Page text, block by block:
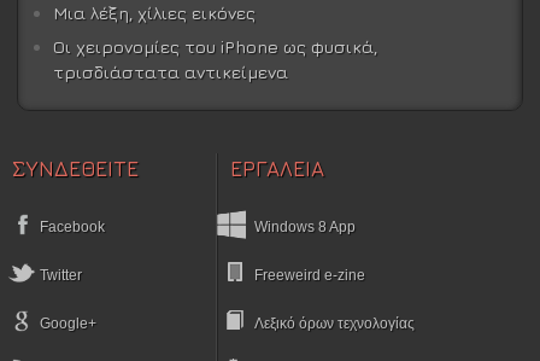
Μια λέξη, χίλιες εικόνες
Οι χειρονομίες του iPhone ως φυσικά,
τρισδιάστατα αντικείμενα
ΣΥΝΔΕΘΕΙΤΕ
Facebook
Twitter
Google+
ΕΡΓΑΛΕΙΑ
Windows 8 App
Freeweird e-zine
Λεξικό όρων τεχνολογίας